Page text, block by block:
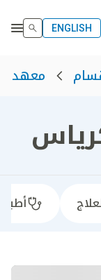
ENGLISH
معهد